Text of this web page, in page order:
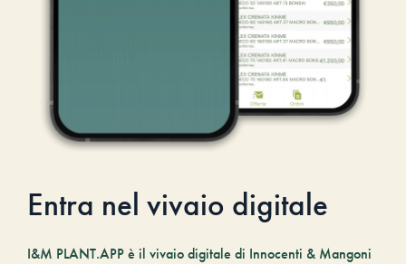
Entra nel vivaio digitale
I&M PLANT.APP è il vivaio digitale di Innocenti & Mangoni